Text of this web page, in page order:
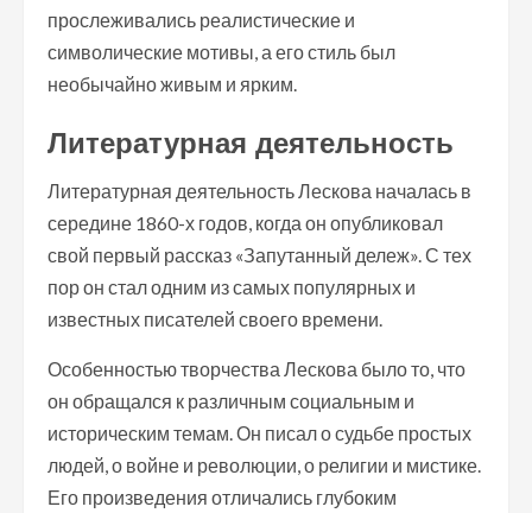
прослеживались реалистические и
символические мотивы, а его стиль был
необычайно живым и ярким.
Литературная деятельность
Литературная деятельность Лескова началась в
середине 1860-х годов, когда он опубликовал
свой первый рассказ «Запутанный дележ». С тех
пор он стал одним из самых популярных и
известных писателей своего времени.
Особенностью творчества Лескова было то, что
он обращался к различным социальным и
историческим темам. Он писал о судьбе простых
людей, о войне и революции, о религии и мистике.
Его произведения отличались глубоким